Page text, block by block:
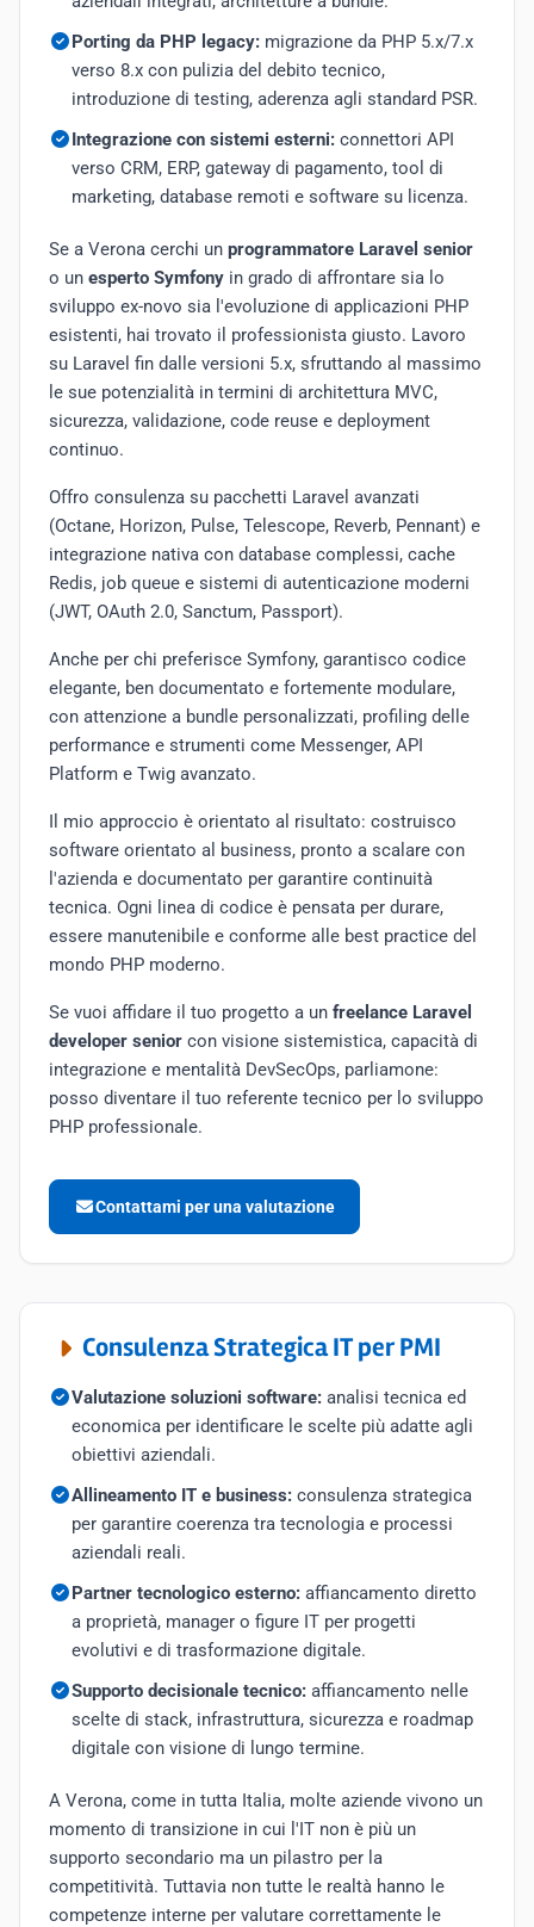
Porting da PHP legacy:migrazione da PHP 5.x/7.x
verso 8.x con pulizia del debito tecnico,
introduzione di testing, aderenza agli standard PSR.
Integrazione con sistemi esterni:connettori API
verso CRM, ERP, gateway di pagamento, tool di
marketing, database remoti e software su licenza.
Se a Verona cerchi un programmatore Laravel senior
o un esperto Symfony in grado di affrontare sia lo
sviluppo ex-novo sia l'evoluzione di applicazioni PHP
esistenti, hai trovato il professionista giusto. Lavoro
su Laravel fin dalle versioni 5.x, sfruttando al massimo
le sue potenzialità in termini di architettura MVC,
sicurezza, validazione, code reuse e deployment
continuo.
Offro consulenza su pacchetti Laravel avanzati
(Octane, Horizon, Pulse, Telescope, Reverb, Pennant) e
integrazione nativa con database complessi, cache
Redis, job queue e sistemi di autenticazione moderni
(JWT, OAuth 2.0, Sanctum, Passport).
Anche per chi preferisce Symfony, garantisco codice
elegante, ben documentato e fortemente modulare,
con attenzione a bundle personalizzati, profiling delle
performance e strumenti come Messenger, API
Platform e Twig avanzato.
Il mio approccio è orientato al risultato: costruisco
software orientato al business, pronto a scalare con
l'azienda e documentato per garantire continuità
tecnica. Ogni linea di codice è pensata per durare,
essere manutenibile e conforme alle best practice del
mondo PHP moderno.
Se vuoi affidare il tuo progetto a un freelance Laravel
developer senior con visione sistemistica, capacità di
integrazione e mentalità DevSecOps, parliamone:
posso diventare il tuo referente tecnico per lo sviluppo
PHP professionale.
Contattami per una valutazione
Consulenza Strategica IT per PMI
Valutazione soluzioni software:analisi tecnica ed
economica per identificare le scelte più adatte agli
obiettivi aziendali.
Allineamento IT e business:consulenza strategica
per garantire coerenza tra tecnologia e processi
aziendali reali.
Partner tecnologico esterno:affiancamento diretto
a proprietà, manager o figure IT per progetti
evolutivi e di trasformazione digitale.
Supporto decisionale tecnico:affiancamento nelle
scelte di stack, infrastruttura, sicurezza e roadmap
digitale con visione di lungo termine.
A Verona, come in tutta Italia, molte aziende vivono un
momento di transizione in cui l'IT non è più un
supporto secondario ma un pilastro per la
competitività. Tuttavia non tutte le realtà hanno le
competenze interne per valutare correttamente le